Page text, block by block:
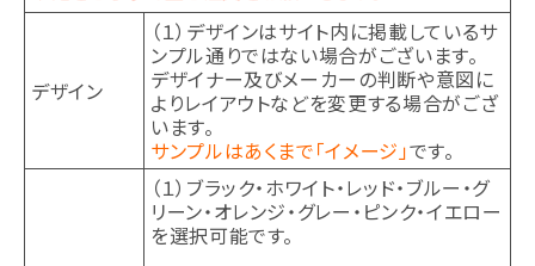
デザイン
（１）デザインはサイト内に掲載しているサ
ンプル通りではない場合がございます。
デザイナー及びメーカーの判断や意図に
よりレイアウトなどを変更する場合がござ
います。
サンプルはあくまで「イメージ」です。
（１）ブラック・ホワイト・レッド・ブルー・グ
リーン・オレンジ・グレー・ピンク・イエロー
を選択可能です。